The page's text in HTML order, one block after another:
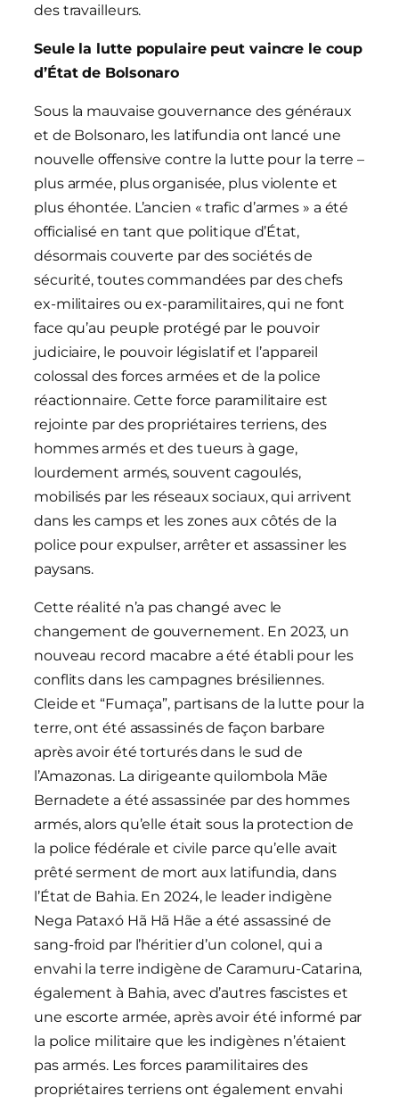
des travailleurs.
Seule la lutte populaire peut vaincre le coup
d’État de Bolsonaro
Sous la mauvaise gouvernance des généraux
et de Bolsonaro, les latifundia ont lancé une
nouvelle offensive contre la lutte pour la terre –
plus armée, plus organisée, plus violente et
plus éhontée. L’ancien « trafic d’armes » a été
officialisé en tant que politique d’État,
désormais couverte par des sociétés de
sécurité, toutes commandées par des chefs
ex-militaires ou ex-paramilitaires, qui ne font
face qu’au peuple protégé par le pouvoir
judiciaire, le pouvoir législatif et l’appareil
colossal des forces armées et de la police
réactionnaire. Cette force paramilitaire est
rejointe par des propriétaires terriens, des
hommes armés et des tueurs à gage,
lourdement armés, souvent cagoulés,
mobilisés par les réseaux sociaux, qui arrivent
dans les camps et les zones aux côtés de la
police pour expulser, arrêter et assassiner les
paysans.
Cette réalité n’a pas changé avec le
changement de gouvernement. En 2023, un
nouveau record macabre a été établi pour les
conflits dans les campagnes brésiliennes.
Cleide et “Fumaça”, partisans de la lutte pour la
terre, ont été assassinés de façon barbare
après avoir été torturés dans le sud de
l’Amazonas. La dirigeante quilombola Mãe
Bernadete a été assassinée par des hommes
armés, alors qu’elle était sous la protection de
la police fédérale et civile parce qu’elle avait
prêté serment de mort aux latifundia, dans
l’État de Bahia. En 2024, le leader indigène
Nega Pataxó Hã Hã Hãe a été assassiné de
sang-froid par l’héritier d’un colonel, qui a
envahi la terre indigène de Caramuru-Catarina,
également à Bahia, avec d’autres fascistes et
une escorte armée, après avoir été informé par
la police militaire que les indigènes n’étaient
pas armés. Les forces paramilitaires des
propriétaires terriens ont également envahi